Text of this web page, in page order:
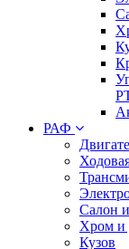
РАФ
Салон
Хром и
Кузов